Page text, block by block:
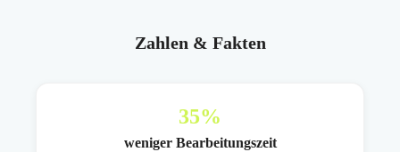
Zahlen & Fakten
35%
weniger Bearbeitungszeit